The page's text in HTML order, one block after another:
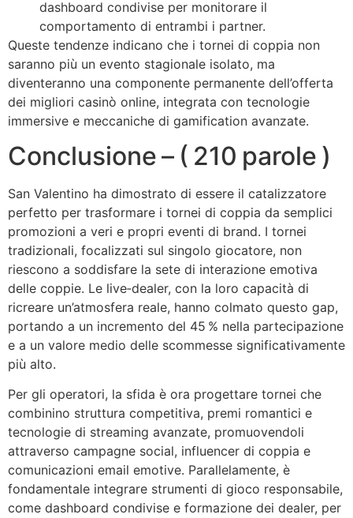
dashboard condivise per monitorare il
comportamento di entrambi i partner.
Queste tendenze indicano che i tornei di coppia non
saranno più un evento stagionale isolato, ma
diventeranno una componente permanente dell’offerta
dei migliori casinò online, integrata con tecnologie
immersive e meccaniche di gamification avanzate.
Conclusione – ( 210 parole )
San Valentino ha dimostrato di essere il catalizzatore
perfetto per trasformare i tornei di coppia da semplici
promozioni a veri e propri eventi di brand. I tornei
tradizionali, focalizzati sul singolo giocatore, non
riescono a soddisfare la sete di interazione emotiva
delle coppie. Le live‑dealer, con la loro capacità di
ricreare un’atmosfera reale, hanno colmato questo gap,
portando a un incremento del 45 % nella partecipazione
e a un valore medio delle scommesse significativamente
più alto.
Per gli operatori, la sfida è ora progettare tornei che
combinino struttura competitiva, premi romantici e
tecnologie di streaming avanzate, promuovendoli
attraverso campagne social, influencer di coppia e
comunicazioni email emotive. Parallelamente, è
fondamentale integrare strumenti di gioco responsabile,
come dashboard condivise e formazione dei dealer, per